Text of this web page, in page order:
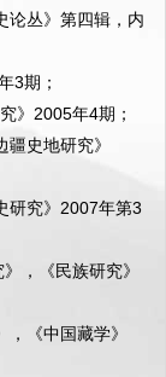
论丛》第四辑，内
3期；
》2005年4期；
史地研究》
研究》2007年第3
，《民族研究》
《中国藏学》